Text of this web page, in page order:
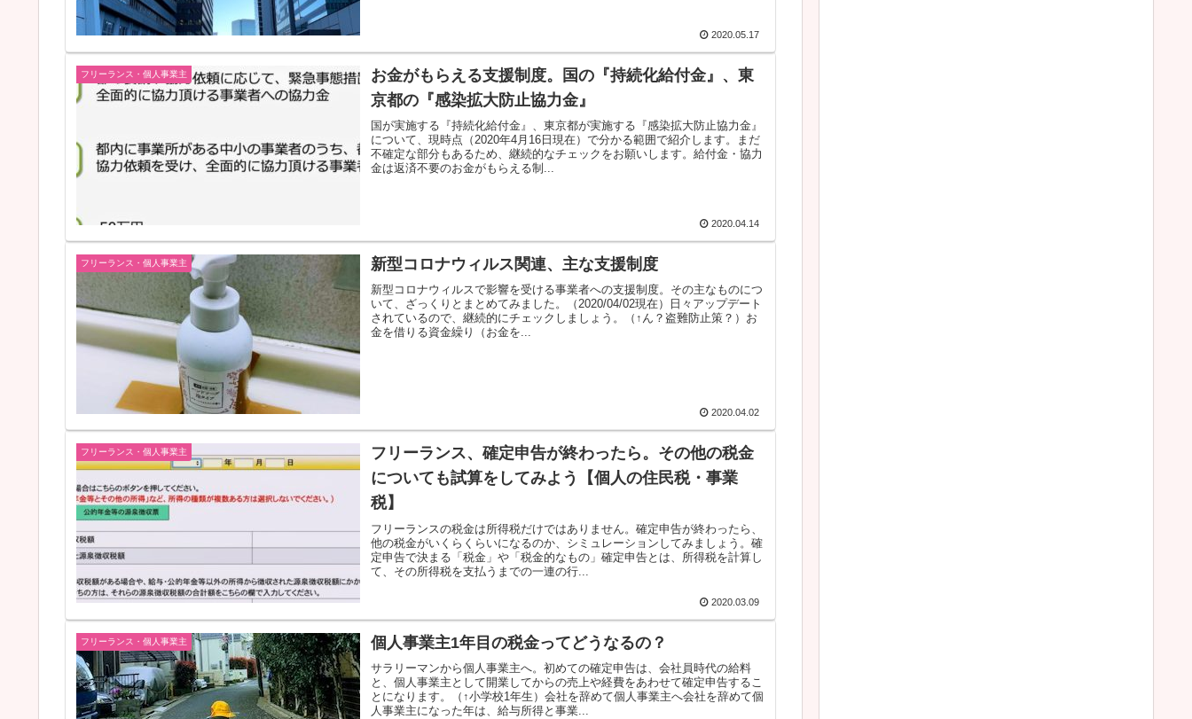
2020.05.17
フリーランス・個人事業主
お金がもらえる支援制度。国の『持続化給付金』、東
京都の『感染拡大防止協力金』
国が実施する『持続化給付金』、東京都が実施する『感染拡大防止協力金』
について、現時点（2020年4月16日現在）で分かる範囲で紹介します。まだ
不確定な部分もあるため、継続的なチェックをお願いします。給付金・協力
金は返済不要のお金がもらえる制...
2020.04.14
フリーランス・個人事業主 新型コロナウィルス関連、主な支援制度
新型コロナウィルスで影響を受ける事業者への支援制度。その主なものにつ
いて、ざっくりとまとめてみました。（2020/04/02現在）日々アップデート
されているので、継続的にチェックしましょう。（↑ん？盗難防止策？）お
金を借りる資金繰り（お金を...
2020.04.02
フリーランス・個人事業主
フリーランス、確定申告が終わったら。その他の税金
についても試算をしてみよう【個人の住民税・事業
税】
フリーランスの税金は所得税だけではありません。確定申告が終わったら、
他の税金がいくらくらいになるのか、シミュレーションしてみましょう。確
定申告で決まる「税金」や「税金的なもの」確定申告とは、所得税を計算し
て、その所得税を支払うまでの一連の行...
2020.03.09
フリーランス・個人事業主 個人事業主1年目の税金ってどうなるの？
サラリーマンから個人事業主へ。初めての確定申告は、会社員時代の給料
と、個人事業主として開業してからの売上や経費をあわせて確定申告するこ
とになります。（↑小学校1年生）会社を辞めて個人事業主へ会社を辞めて個
人事業主になった年は、給与所得と事業...